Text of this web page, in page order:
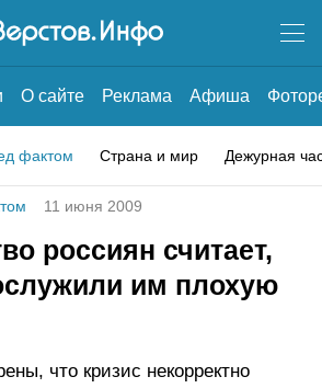
О сайте Реклама Афиша
фактом Страна и мир Дежурная
11 июня 2009
россиян считает,
им плохую
что кризис некорректно